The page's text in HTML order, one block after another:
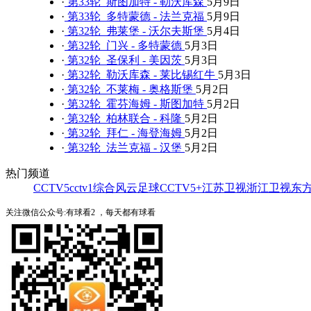
· 第33轮 多特蒙德 - 法兰克福 5月9日
· 第32轮 弗莱堡 - 沃尔夫斯堡 5月4日
· 第32轮 门兴 - 多特蒙德 5月3日
· 第32轮 圣保利 - 美因茨 5月3日
· 第32轮 勒沃库森 - 莱比锡红牛 5月3日
· 第32轮 不莱梅 - 奥格斯堡 5月2日
· 第32轮 霍芬海姆 - 斯图加特 5月2日
· 第32轮 柏林联合 - 科隆 5月2日
· 第32轮 拜仁 - 海登海姆 5月2日
· 第32轮 法兰克福 - 汉堡 5月2日
热门频道
CCTV5cctv1综合风云足球CCTV5+江苏卫视浙江卫视东
关注微信公众号:有球看2 ，每天都有球看